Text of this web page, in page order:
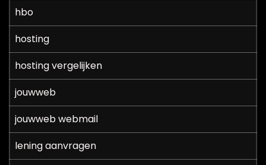
hbo
hosting
hosting vergelijken
jouwweb
jouwweb webmail
lening aanvragen